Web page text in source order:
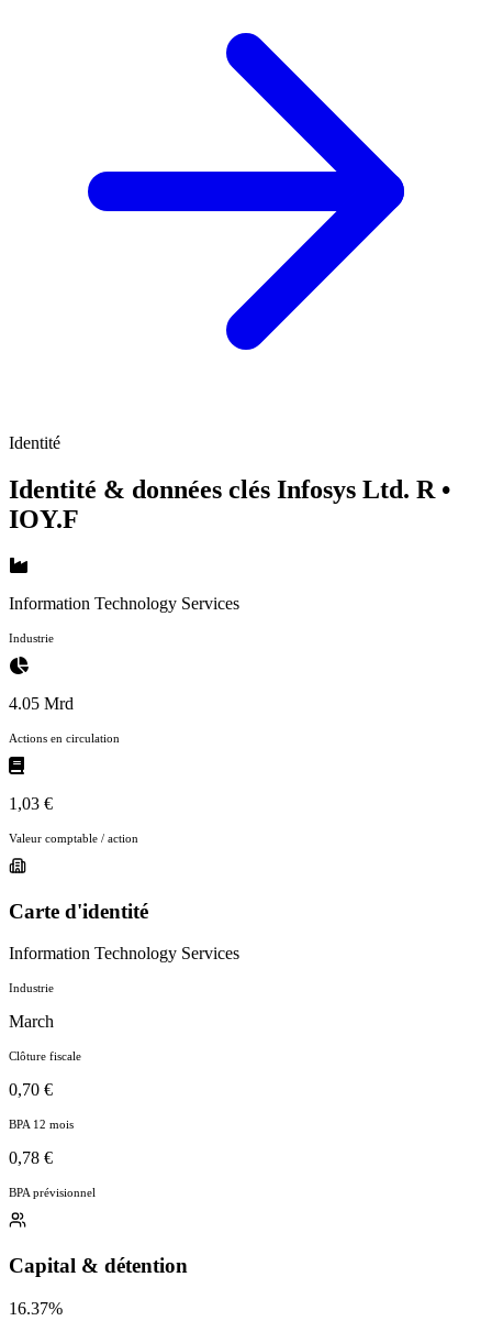
Identité
Identité & données clés Infosys Ltd. R •
IOY.F
Information Technology Services
Industrie
4.05 Mrd
Actions en circulation
1,03 €
Valeur comptable / action
Carte d'identité
Information Technology Services
Industrie
March
Clôture fiscale
0,70 €
BPA 12 mois
0,78 €
BPA prévisionnel
Capital & détention
16.37%